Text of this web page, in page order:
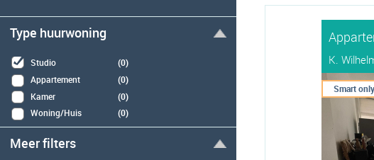
Type huurwoning
Studio
(0)
Appartement
(0)
Kamer
(0)
Woning/Huis
(0)
Meer filters
K.
Smart only